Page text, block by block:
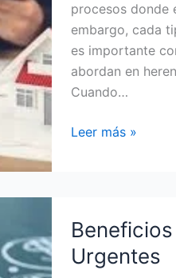
procesos donde
embargo, cada
es importante
abordan en
Cuando…
entre
Herencias,
Divorcios
y
Empresas
Leer más »
Urgentes
de
la
Tasación